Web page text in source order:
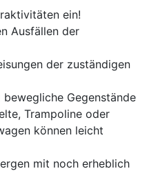
ein!
Ausfällen der
der zuständigen
Gegenstände
Trampoline oder
können leicht
mit noch erheblich